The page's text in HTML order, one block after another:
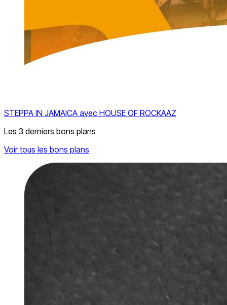
STEPPA IN JAMAICA avec HOUSE OF ROCKAAZ
Les 3 derniers bons plans
Voir tous les bons plans